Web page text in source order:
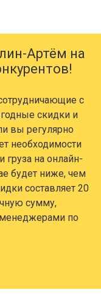
Артём на
с
скидки и
вы регулярно
необходимости
груза на онлайн-
будет ниже, чем
составляет 20
сумму,
по